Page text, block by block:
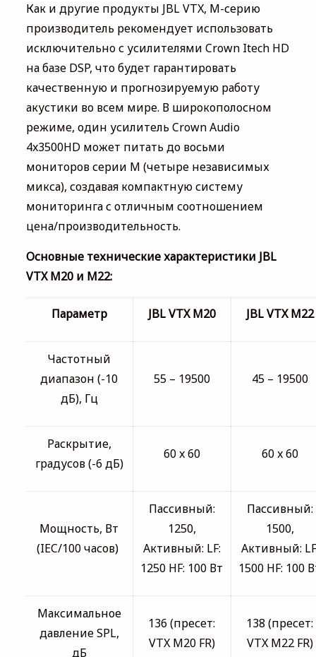
Как и другие продукты JBL VTX, М-серию
производитель рекомендует использовать
исключительно с усилителями Crown Itech HD
на базе DSP, что будет гарантировать
качественную и прогнозируемую работу
акустики во всем мире. В широкополосном
режиме, один усилитель Crown Audio
4x3500HD может питать до восьми
мониторов серии M (четыре независимых
микса), создавая компактную систему
мониторинга с отличным соотношением
цена/производительность.
Основные технические характеристики JBL
VTX M20 и M22:
Параметр JBL VTX M20 JBL VTX M22
Частотный
диапазон (-10
дБ), Гц
55 – 19500 45 – 19500
Раскрытие,
градусов (-6 дБ)
60 x 60 60 x 60
Мощность, Вт
(IEC/100 часов)
Пассивный:
1250,
Активный: LF:
1250 HF: 100 Вт
Пассивный:
1500,
Активный:
1500 HF: 100
Максимальное
давление SPL,
дБ
136 (пресет:
VTX M20 FR)
138 (пресет:
VTX M22 FR)